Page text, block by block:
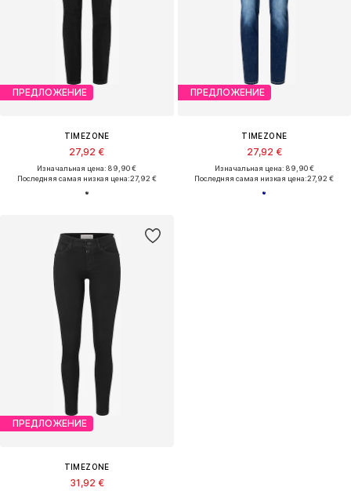
ПРЕДЛОЖЕНИЕ
TIMEZONE
27,92 €
Изначальная цена: 89,90 €
Последняя самая низкая цена:27,92 €
ПРЕДЛОЖЕНИЕ
TIMEZONE
27,92 €
Изначальная цена: 89,90 €
Последняя самая низкая цена:27,92 €
ПРЕДЛОЖЕНИЕ
TIMEZONE
31,92 €